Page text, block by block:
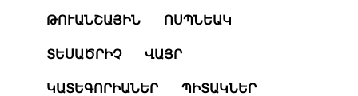
ԹՈՒԱՆՇԱՅԻՆ ՈՍՊՆԵԱԿ
ՏԵՍԱԾՐԻՉ ՎԱՅՐ
ԿԱՏԵԳՈՐԻԱՆԵՐ ՊԻՏԱԿՆԵՐ